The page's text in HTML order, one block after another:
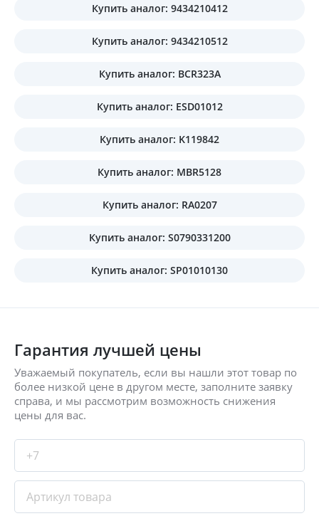
Купить аналог: 9434210412
Купить аналог: 9434210512
Купить аналог: BCR323A
Купить аналог: ESD01012
Купить аналог: K119842
Купить аналог: MBR5128
Купить аналог: RA0207
Купить аналог: S0790331200
Купить аналог: SP01010130
Гарантия лучшей цены
Уважаемый покупатель, если вы нашли этот товар по
более низкой цене в другом месте, заполните заявку
справа, и мы рассмотрим возможность снижения
цены для вас.